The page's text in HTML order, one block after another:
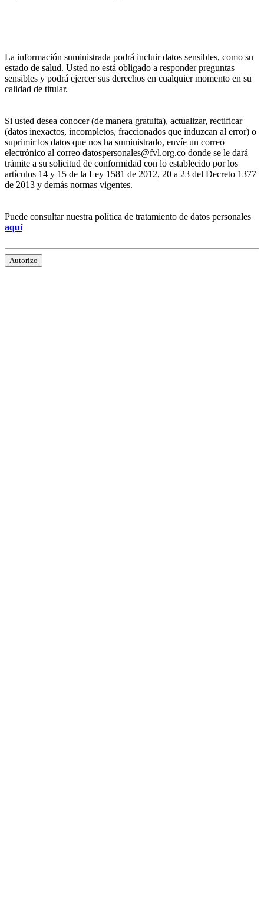
La información suministrada podrá incluir datos sensibles, como su
estado de salud. Usted no está obligado a responder preguntas
sensibles y podrá ejercer sus derechos en cualquier momento en su
calidad de titular.
Si usted desea conocer (de manera gratuita), actualizar, rectificar
(datos inexactos, incompletos, fraccionados que induzcan al error) o
suprimir los datos que nos ha suministrado, envíe un correo
electrónico al correo datospersonales@fvl.org.co donde se le dará
trámite a su solicitud de conformidad con lo establecido por los
artículos 14 y 15 de la Ley 1581 de 2012, 20 a 23 del Decreto 1377
de 2013 y demás normas vigentes.
Puede consultar nuestra política de tratamiento de datos personales
aquí
Autorizo